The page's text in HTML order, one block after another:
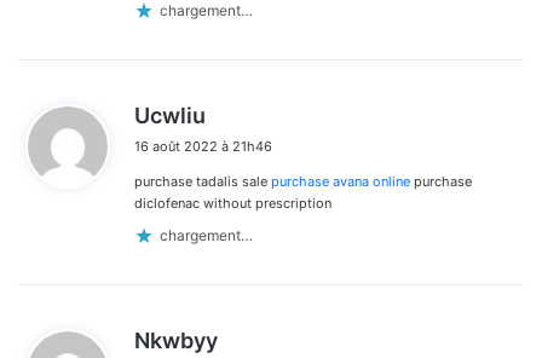
chargement…
Ucwliu
t
:
16 août 2022 à 21h46
purchase tadalis sale purchase avana online purchase
diclofenac without prescription
chargement…
Nkwbyy